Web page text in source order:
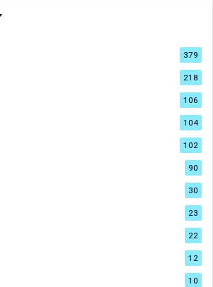
379
218
106
104
102
90
30
23
22
12
10